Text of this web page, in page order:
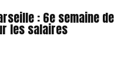
: 6e semaine de
les salaires